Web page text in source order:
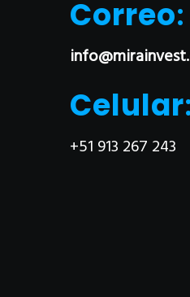
Correo:
Celular:
+51 913 267 243